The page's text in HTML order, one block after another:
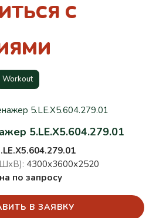
С
Workout
5.LE.X5.604.279.01
4300х3600х2520
по запросу
В ЗАЯВКУ